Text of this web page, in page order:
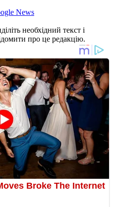
News
необхідний текст і
про це редакцію.